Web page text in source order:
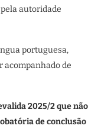
autoridade
portuguesa,
acompanhado de
2025/2 que não
de conclusão